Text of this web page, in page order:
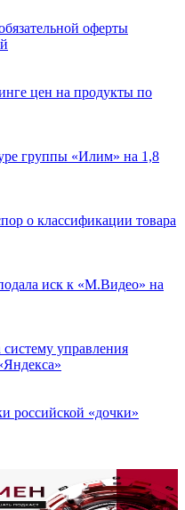
оферты
цен на продукты по
группы «Илим» на 1,8
о классификации товара
иск к «М.Видео» на
управления
российской «дочки»